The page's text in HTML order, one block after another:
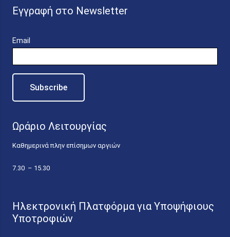
Εγγραφή στο Newsletter
Email
Ωράριο Λειτουργίας
Καθημερινά πλην επίσημων αργιών
7.30 – 15.30
Ηλεκτρονική Πλατφόρμα για Υποψήφιους
Υποτροφιών